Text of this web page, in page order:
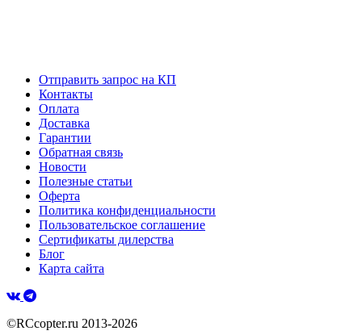
Отправить запрос на КП
Контакты
Оплата
Доставка
Гарантии
Обратная связь
Новости
Полезные статьи
Оферта
Политика конфиденциальности
Пользовательское соглашение
Сертификаты дилерства
Блог
Карта сайта
©RCcopter.ru 2013-2026